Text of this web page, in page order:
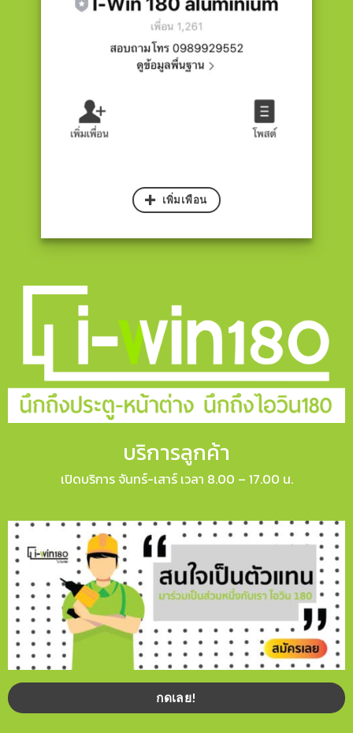
เพิ่มเพือน
บริการลูกค้า
เปิดบริการ จันทร์-เสาร์ เวลา 8.00 – 17.00 น.
กดเลย!